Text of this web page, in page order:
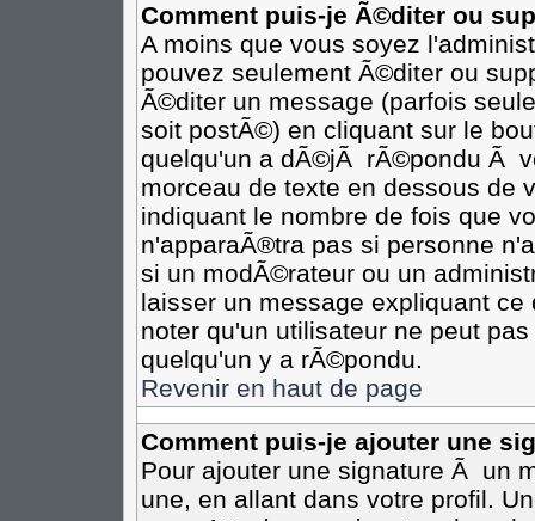
Comment puis-je Ã©diter ou
A moins que vous soyez
pouvez seulement Ã©diter ou
Ã©diter un message (parfois
soit postÃ©) en cliquant sur le
quelqu'un a dÃ©jÃ rÃ©pondu Ã
morceau de texte en dessous de
indiquant le nombre de fois que
n'apparaÃ®tra pas si personne
si un modÃ©rateur ou un
laisser un message expliquant
noter qu'un utilisateur ne peut
quelqu'un y a rÃ©pondu.
Revenir en haut de page
Comment puis-je ajouter une
Pour ajouter une signature Ã un
une, en allant dans votre profil.